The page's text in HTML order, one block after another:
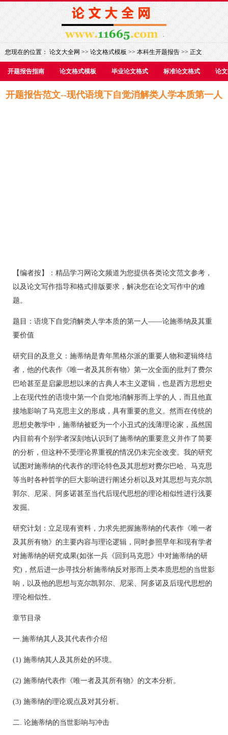
您现在的位置：论文大全网>>论文格式模板>>本科生开题报告>> 正文
开题报告指南 论文格式模板 毕业论文格式 标准论文格式 论
开题报告范文--现代语境下自觉消解类人学本质第一人
【编者按】：精品学习网论文频道为您提供各类论文范文参考，
以及论文写作指导和格式排版要求，解决您在论文写作中的难
题。
题目：语境下自觉消解类人学本质的第一人――论施蒂纳及其重
要价值
研究目的及意义：施蒂纳是青年黑格尔派的重要人物和逻辑终结
者，他的代表作《唯一者及其所有物》第一次全面的批判了费尔
巴哈甚至是启蒙思想以来的古典人本主义逻辑，也是西方思想史
上在现代性的语境中第一个自觉地消解形而上学的人，而且他直
接地影响了马克思主义的形成，具有重要的意义。然而在传统的
思想史教学中，施蒂纳被贬为一个小丑式的浅薄理论家，虽然国
内目前有个别学者深刻地认识到了施蒂纳的重要意义并作了简要
的分析，但这种不受理论界重视的情况仍未完全改变。我的研究
试图对施蒂纳的代表作的理论特色及其思想对费尔巴哈、马克思
等当时各种哲学的巨大影响进行阐述分析以及对其思想与克尔凯
郭尔、尼采、阿多诺甚至当代后现代思想的理论相似性进行浅要
发掘。
研究计划：立足现有资料，力求先把握施蒂纳的代表作《唯一者
及其所有物》的主要内容与理论逻辑，同时参照早年和现有学者
对施蒂纳的研究成果(如张一兵《回到马克思》中对施蒂纳的研
究)，然后进一步寻找分析施蒂纳反对形而上类本质思想的当世影
响，以及他的思想与克尔凯郭尔、尼采、阿多诺及后现代思想的
理论相似性。
章节目录
一.施蒂纳其人及其代表作介绍
(1) 施蒂纳其人及其所处的环境。
(2) 施蒂纳代表作《唯一者及其所有物》的文本分析。
(3) 施蒂纳的理论观点及对其分析。
二. 论施蒂纳的当世影响与冲击